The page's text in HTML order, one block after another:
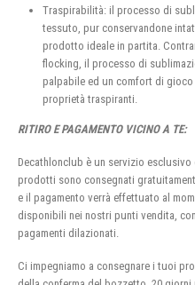
Traspirabilità: il processo di
tessuto, pur conservandone
prodotto ideale in partita.
flocking, il processo di
palpabile ed un comfort di
proprietà traspiranti.
RITIRO E PAGAMENTO VICINO A TE:
Decathlonclub è un servizio
prodotti sono consegnati
e il pagamento verrà effettuato al
disponibili nei nostri punti vendita,
pagamenti dilazionati.
Ci impegniamo a consegnare i tuoi